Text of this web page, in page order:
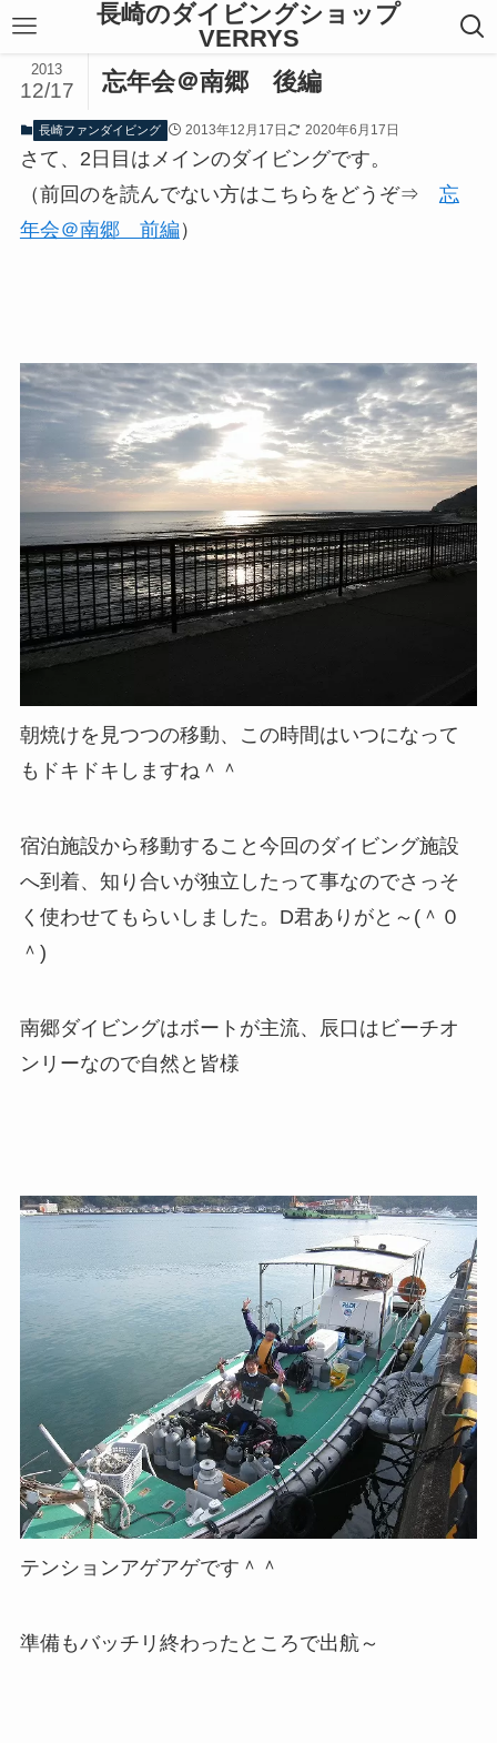
長崎のダイビングショップ
VERRYS
忘年会＠南郷 後編
2013
12/17
長崎ファンダイビング 2013年12月17日 2020年6月17日
さて、2日目はメインのダイビングです。
（前回のを読んでない方はこちらをどうぞ⇒ 忘
年会＠南郷 前編 ）
朝焼けを見つつの移動、この時間はいつになって
もドキドキしますね＾＾
宿泊施設から移動すること今回のダイビング施設
へ到着、知り合いが独立したって事なのでさっそ
く使わせてもらいしました。D君ありがと～(＾０
＾)
南郷ダイビングはボートが主流、辰口はビーチオ
ンリーなので自然と皆様
テンションアゲアゲです＾＾
準備もバッチリ終わったところで出航～